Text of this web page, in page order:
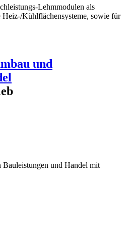
Lehmmodulen als
Heiz-/Kühlflächensysteme, sowie für
und
und Handel mit